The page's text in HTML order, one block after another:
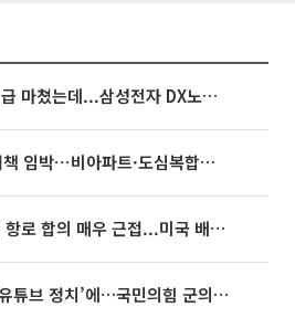
3445억 자사주 지급 마쳤는데...삼성전자 DX노조, 뒤늦은 '떼쓰기 집회'
영끌 '주택공급' 대책 임박⋯비아파트·도심복합까지 총동원
이란 “호르무즈 새 항로 합의 매우 근접...미국 배상 먼저”
우성빈 기장군수 ‘유튜브 정치’에…국민의힘 군의원들 집단 반발